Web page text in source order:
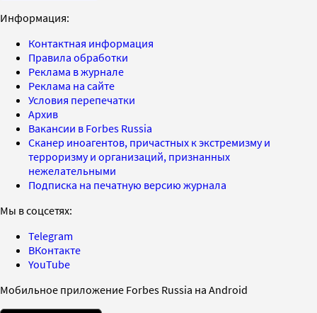
Информация:
Контактная информация
Правила обработки
Реклама в журнале
Реклама на сайте
Условия перепечатки
Архив
Вакансии в Forbes Russia
Сканер иноагентов, причастных к экстремизму и
терроризму и организаций, признанных
нежелательными
Подписка на печатную версию журнала
Мы в соцсетях:
Telegram
ВКонтакте
YouTube
Мобильное приложение Forbes Russia на Android